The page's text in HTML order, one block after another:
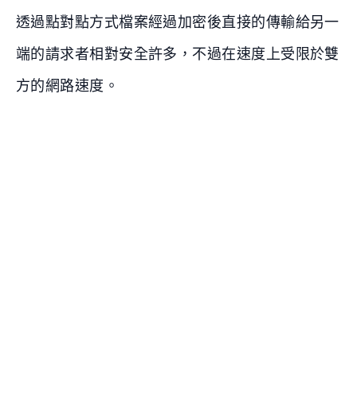
透過點對點方式檔案經過加密後直接的傳輸給另一
端的請求者相對安全許多，不過在速度上受限於雙
方的網路速度。